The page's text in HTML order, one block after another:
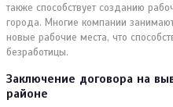
также способствует созданию
города. Многие компании
новые рабочие места, что
безработицы.
Заключение договора на
районе